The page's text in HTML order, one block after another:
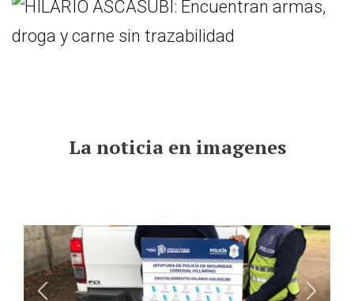
La noticia en imagenes